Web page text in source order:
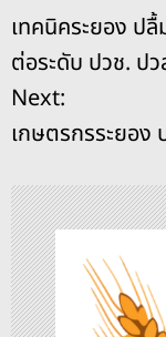
o
o
k
น
ะ
แ
น
ว
เ
เทคนิคระยอง ป
ต่อระดับ ปวช. ปว
Next:
เกษตรกรระยอง